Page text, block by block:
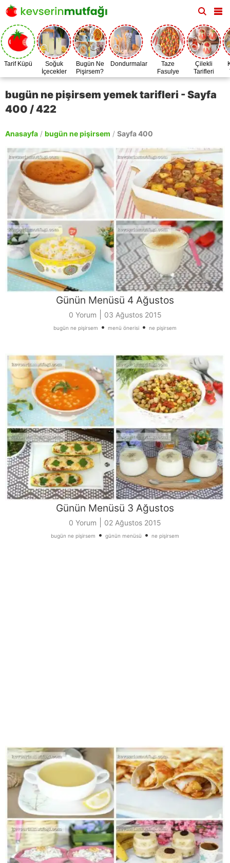
Tarif Küpü
Soğuk
İçecekler
Bugün Ne
Pişirsem?
Dondurmalar
Taze
Fasulye
Zamanı
Çilekli
Tarifleri
bugün ne pişirsem yemek tarifleri - Sayfa
400 / 422
Anasayfa / bugün ne pişirsem / Sayfa 400
Günün Menüsü 4 Ağustos
0 Yorum 03 Ağustos 2015
bugün ne pişirsem • menü önerisi • ne pişirsem
Günün Menüsü 3 Ağustos
0 Yorum 02 Ağustos 2015
bugün ne pişirsem • günün menüsü • ne pişirsem